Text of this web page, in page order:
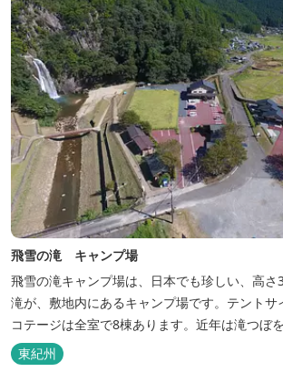
飛雪の滝 キャンプ場
飛雪の滝キャンプ場は、日本でも珍しい、高
滝が、敷地内にあるキャンプ場です。テントサ
コテージは全室で8棟あります。近年は滝つぼ
ナが人気です。
東紀州